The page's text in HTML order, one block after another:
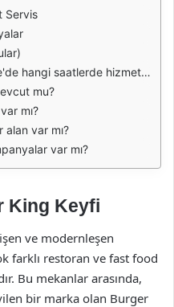
Servis
saatlerde hizmet vermektedir?
mu?
mı?
var mı?
var mı?
King Keyfi
ve modernleşen
farklı restoran ve fast food
Bu mekanlar arasında,
bir marka olan Burger